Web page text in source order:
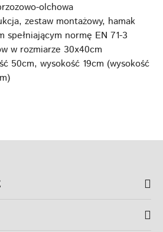
olchowa
zestaw montażowy, hamak
spełniającym normę EN 71-3
w rozmiarze 30x40cm
50cm, wysokość 19cm (wysokość